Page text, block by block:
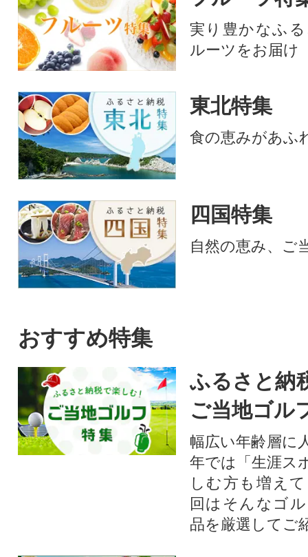
中心の生活に、ア
キャンプなどの
実り豊かなふ
ルーツをお届け
東北特集
食の恵みがあふ
四国特集
自然の恵み、ご
おすすめ特集
ふるさと納
ご当地ゴル
幅広い年齢層に
年では「生涯ス
しむ方も増え
回はそんなゴ
品を厳選してご